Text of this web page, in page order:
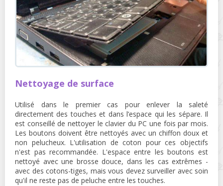
Nettoyage de surface
Utilisé dans le premier cas pour enlever la saleté
directement des touches et dans l’espace qui les sépare. Il
est conseillé de nettoyer le clavier du PC une fois par mois.
Les boutons doivent être nettoyés avec un chiffon doux et
non pelucheux. L'utilisation de coton pour ces objectifs
n'est pas recommandée. L'espace entre les boutons est
nettoyé avec une brosse douce, dans les cas extrêmes -
avec des cotons-tiges, mais vous devez surveiller avec soin
qu'il ne reste pas de peluche entre les touches.